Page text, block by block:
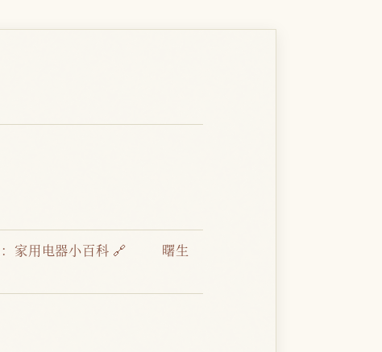
家用电器小百科 🔗
曙生